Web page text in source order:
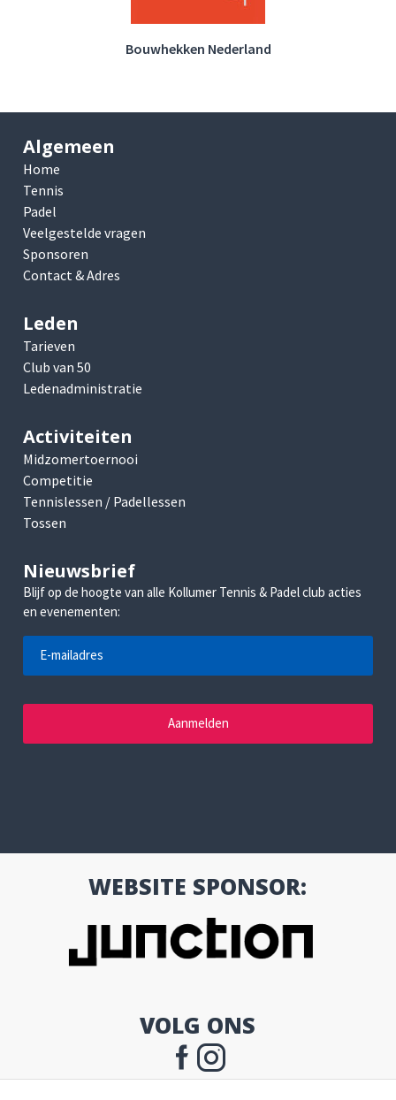
Bouwhekken Nederland
Algemeen
Home
Tennis
Padel
Veelgestelde vragen
Sponsoren
Contact & Adres
Leden
Tarieven
Club van 50
Ledenadministratie
Activiteiten
Midzomertoernooi
Competitie
Tennislessen / Padellessen
Tossen
Nieuwsbrief
Blijf op de hoogte van alle Kollumer Tennis & Padel club acties
en evenementen:
WEBSITE SPONSOR:
VOLG ONS